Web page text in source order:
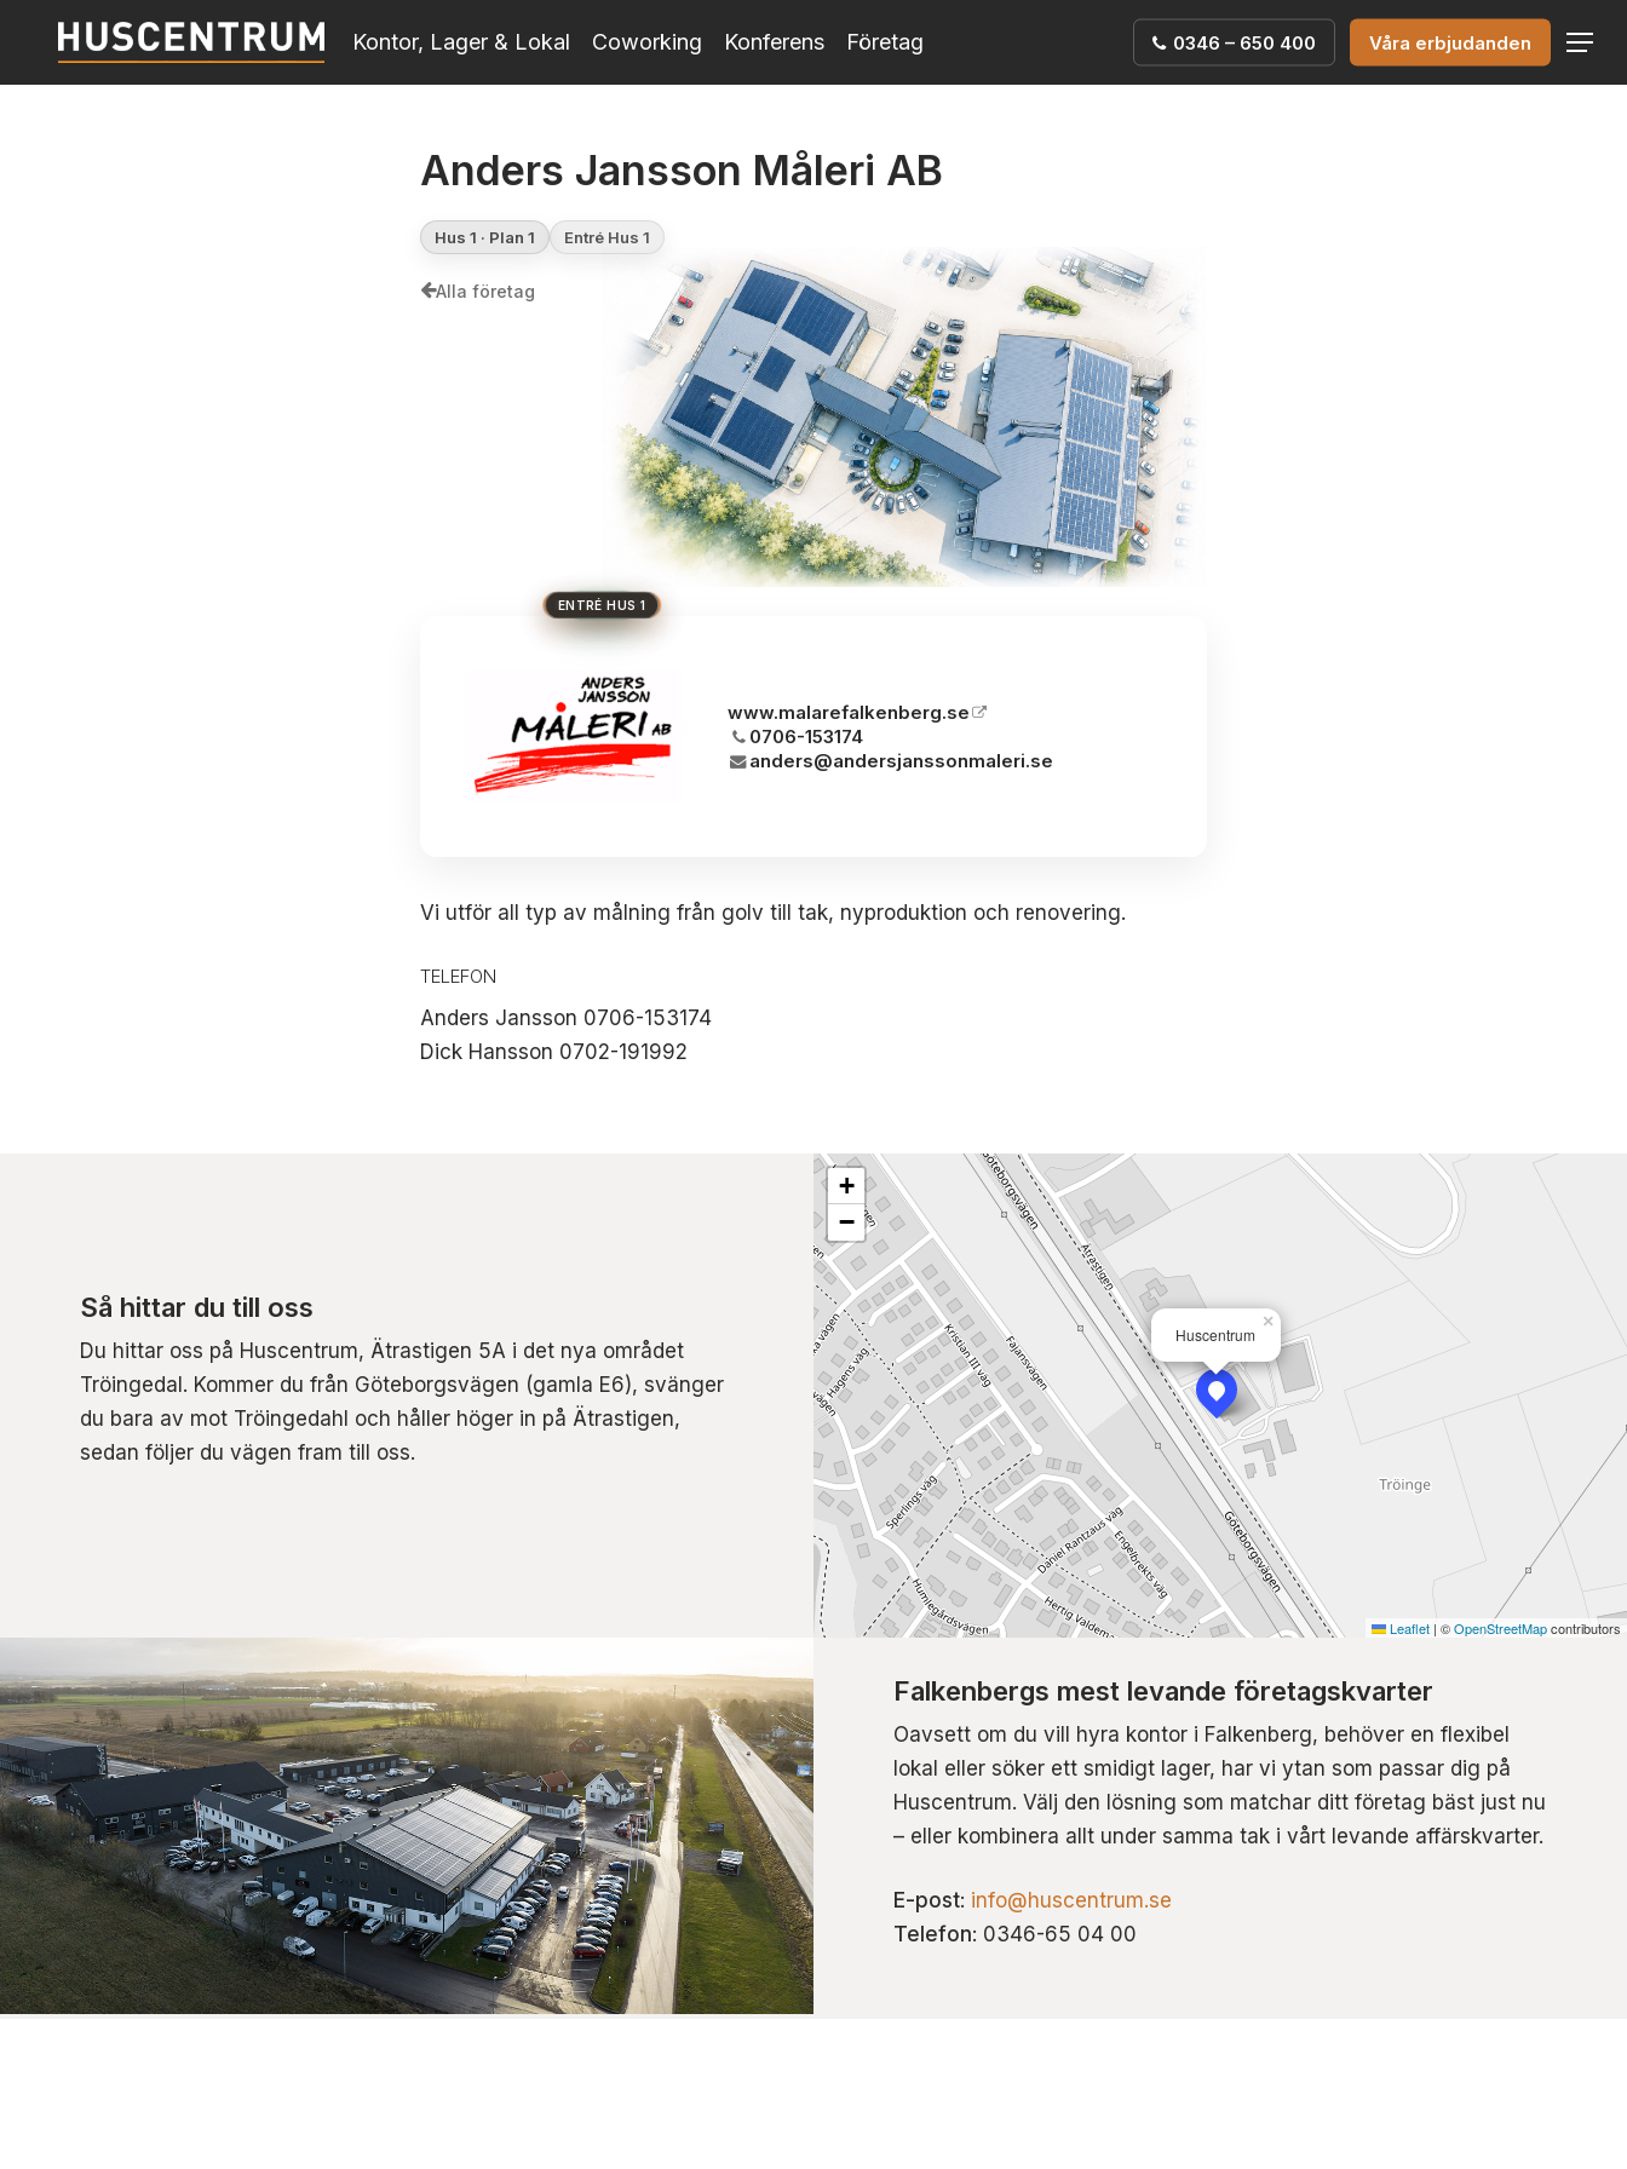
main
Kontor, Lager & Lokal Coworking Konferens Företag 0346 – 650 400 Våra erbjudanden Menu
Anders Jansson Måleri AB
Hus 1 · Plan 1 Entré Hus 1
Alla företag
HUS 1
HUS 2
HUS 3
BRON
HUVUDENTRÉ
www.malarefalkenberg.se
0706-153174
anders@andersjanssonmaleri.se
Vi utför all typ av målning från golv till tak, nyproduktion och renovering.
TELEFON
Anders Jansson 0706-153174
Dick Hansson 0702-191992
Så hittar du till oss
Du hittar oss på Huscentrum, Ätrastigen 5A i det nya området
Tröingedal. Kommer du från Göteborgsvägen (gamla E6), svänger
du bara av mot Tröingedahl och håller höger in på Ätrastigen,
sedan följer du vägen fram till oss.
Huscentrum
×
+
−
Leaflet | ©OpenStreetMapcontributors
Falkenbergs mest levande företagskvarter
Oavsett om du vill hyra kontor i Falkenberg, behöver en flexibel
lokal eller söker ett smidigt lager, har vi ytan som passar dig på
Huscentrum. Välj den lösning som matchar ditt företag bäst just nu
– eller kombinera allt under samma tak i vårt levande affärskvarter.
E-post: info@huscentrum.se
Telefon: 0346-65 04 00